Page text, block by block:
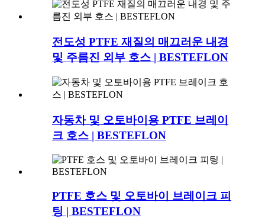
전도성 PTFE 재질의 매끄러운 내경
및 주름진 외부 호스 | BESTEFLON
자동차 및 오토바이용 PTFE 브레이
크 호스 | BESTEFLON
PTFE 호스 및 오토바이 브레이크 피
팅 | BESTEFLON